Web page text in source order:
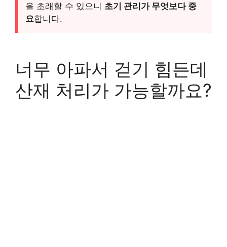
을 초래할 수 있으니 초기 관리가 무엇보다 중
요합니다.
너무 아파서 걷기 힘든데
산재 처리가 가능할까요?